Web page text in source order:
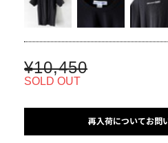
¥10,450
SOLD OUT
再入荷についてお問